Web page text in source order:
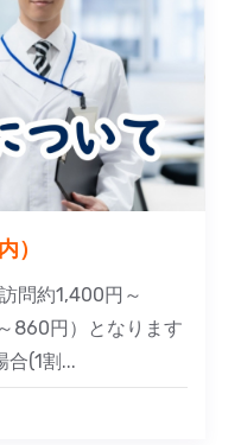
）
問約1,400円～
860円）となります
(1割...